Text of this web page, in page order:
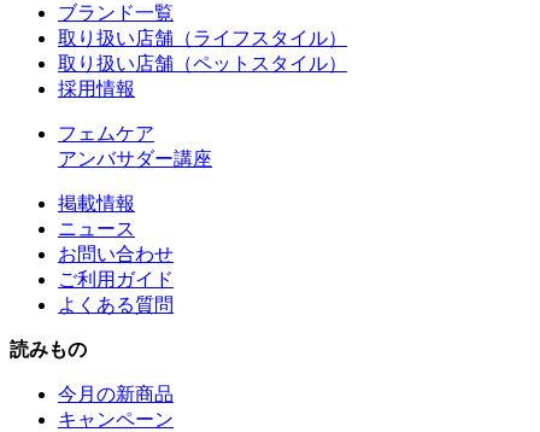
ブランド一覧
取り扱い店舗（ライフスタイル）
取り扱い店舗（ペットスタイル）
採用情報
フェムケア
アンバサダー講座
掲載情報
ニュース
お問い合わせ
ご利用ガイド
よくある質問
読みもの
今月の新商品
キャンペーン